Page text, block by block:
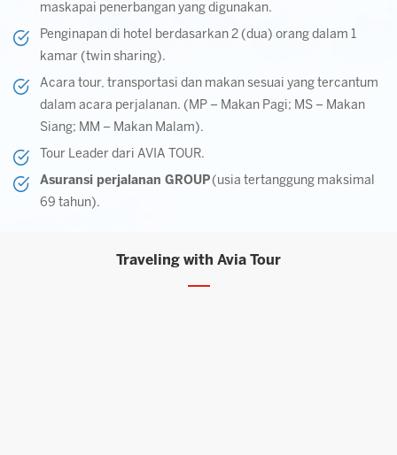
maskapai penerbangan yang digunakan.
Penginapan di hotel berdasarkan 2 (dua) orang dalam 1
kamar (twin sharing).
Acara tour, transportasi dan makan sesuai yang tercantum
dalam acara perjalanan. (MP – Makan Pagi; MS – Makan
Siang; MM – Makan Malam).
Tour Leader dari AVIA TOUR.
Asuransi perjalanan GROUP (usia tertanggung maksimal
69 tahun).
Traveling with Avia Tour